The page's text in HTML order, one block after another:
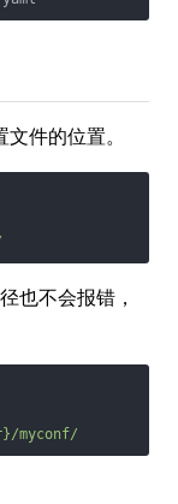
文件的位置。
也不会报错，
myconf/